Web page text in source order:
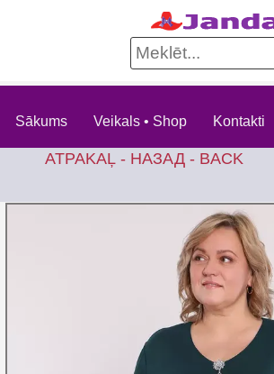
Sākums Veikals • Shop Kontakti
ATPAKAĻ - НАЗАД - BACK